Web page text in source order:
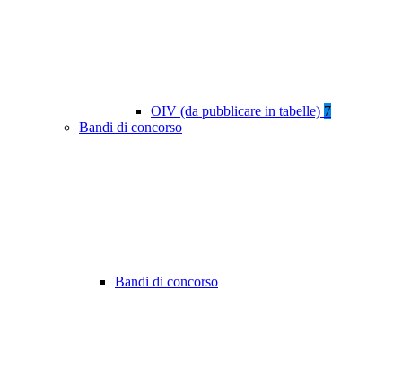
OIV (da pubblicare in tabelle) 7
Bandi di concorso
Bandi di concorso